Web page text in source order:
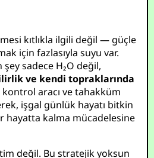
kıtlıkla ilgili değil — güçle
için fazlasıyla suyu var.
sadece H₂O değil,
ve kendi topraklarında
kontrol aracı ve tahakküm
işgal günlük hayatı bitkin
hayatta kalma mücadelesine
değil. Bu stratejik yoksun